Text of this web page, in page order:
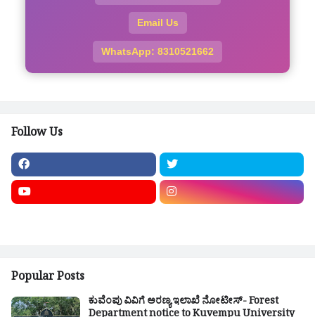
Email Us
WhatsApp: 8310521662
Follow Us
Popular Posts
ಕುವೆಂಪು ವಿವಿಗೆ ಅರಣ್ಯ ಇಲಾಖೆ ನೋಟೀಸ್- Forest